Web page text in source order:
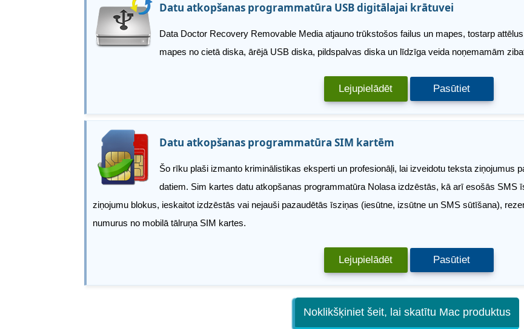
Datu atkopšanas programmatūra USB digitālajai krātuvei
Data Doctor Recovery Removable Media atjauno trūkstošos failus un mapes, tostarp
mapes no cietā diska, ārējā USB diska, pildspalvas diska un līdzīga veida noņemamām
Lejupielādēt Pasūtiet
Datu atkopšanas programmatūra SIM kartēm
Šo rīku plaši izmanto kriminālistikas eksperti un profesionāļi, lai izveidotu teksta ziņojumus
datiem. Sim kartes datu atkopšanas programmatūra Nolasa izdzēstās, kā arī esošās SMS
ziņojumu blokus, ieskaitot izdzēstās vai nejauši pazaudētās īsziņas (iesūtne, izsūtne un SMS sūtīšana),
numurus no mobilā tālruņa SIM kartes.
Lejupielādēt Pasūtiet
Noklikšķiniet šeit, lai skatītu Mac produktus